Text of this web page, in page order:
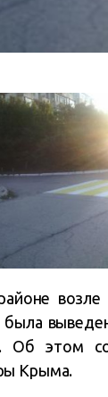
была
Об этом
Крыма.